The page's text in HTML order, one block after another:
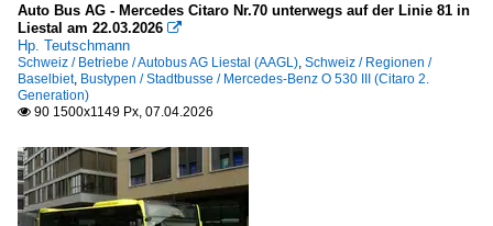
Auto Bus AG - Mercedes Citaro Nr.70 unterwegs auf der Linie 81 in
Liestal am 22.03.2026 
Hp. Teutschmann
Schweiz / Betriebe / Autobus AG Liestal (AAGL), Schweiz / Regionen /
Baselbiet, Bustypen / Stadtbusse / Mercedes-Benz O 530 III (Citaro 2.
Generation)
 90 1500x1149 Px, 07.04.2026